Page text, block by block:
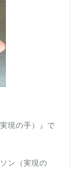
現の手）』で
ン（実現の